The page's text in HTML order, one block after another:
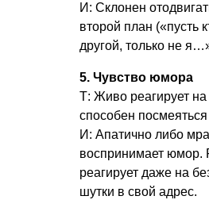
И: Склонен
второй план («пусть
другой, только не
5. Чувство юмора
Т: Живо реагирует на
способен
И: Апатично либо
воспринимает юмор.
реагирует даже на
шутки в свой адрес.